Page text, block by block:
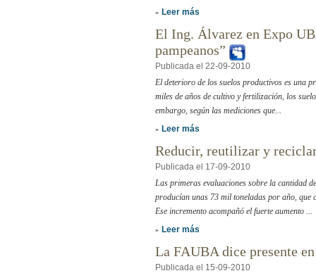
» Leer más
El Ing. Álvarez en Expo
pampeanos”
Publicada el 22-09-2010
El deterioro de los suelos productivos es una
miles de años de cultivo y fertilización, los
embargo, según las mediciones que...
» Leer más
Reducir, reutilizar y
Publicada el 17-09-2010
Las primeras evaluaciones sobre la cantidad
producían unas 73 mil toneladas por año, que
Ese incremento acompañó el fuerte aumento ...
» Leer más
La FAUBA dice presente
Publicada el 15-09-2010